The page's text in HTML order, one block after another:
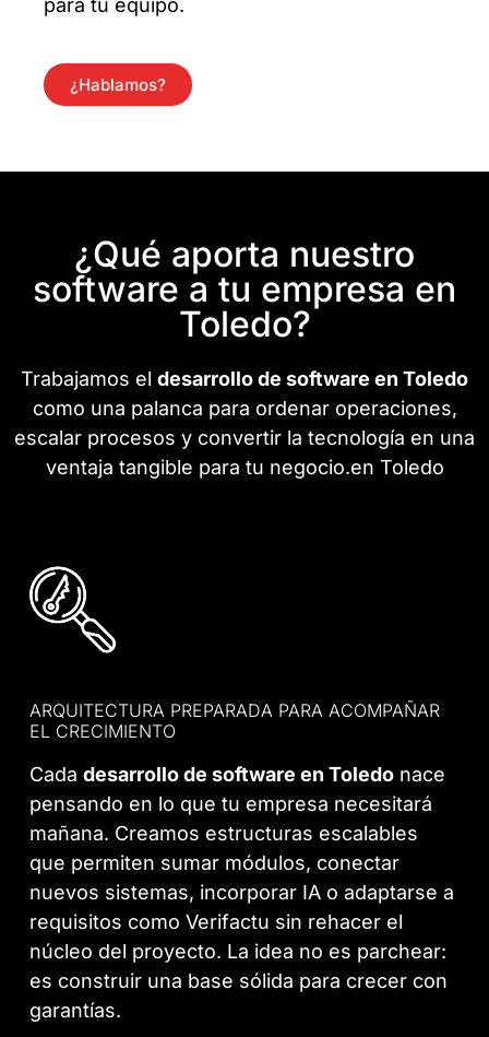
para tu equipo.
¿Hablamos?
¿Qué aporta nuestro
software a tu empresa en
Toledo?
Trabajamos el desarrollo de software en Toledo
como una palanca para ordenar operaciones,
escalar procesos y convertir la tecnología en una
ventaja tangible para tu negocio.en Toledo
ARQUITECTURA PREPARADA PARA ACOMPAÑAR
EL CRECIMIENTO
Cadadesarrollo de software en Toledo nace
pensando en lo que tu empresa necesitará
mañana. Creamos estructuras escalables
que permiten sumar módulos, conectar
nuevos sistemas, incorporar IA o adaptarse a
requisitos como Verifactu sin rehacer el
núcleo del proyecto. La idea no es parchear:
es construir una base sólida para crecer con
garantías.